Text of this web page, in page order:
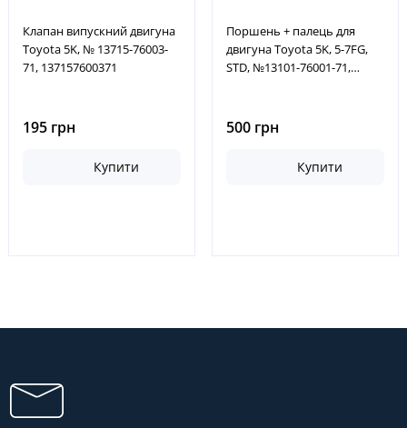
Клапан випускний двигуна
Toyota 5K, № 13715-76003-
71, 137157600371
195 грн
Купити
Поршень + палець для
двигуна Toyota 5K, 5-7FG,
STD, №13101-76001-71,
500 грн
Купити